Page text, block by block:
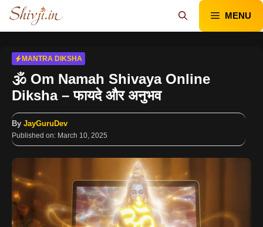
Skip
content
MENU
MANTRA DIKSHA
🕉️ Om Namah Shivaya Online
Diksha – फायदे और अनुभव
By JayGuruDev
Published on: March 10, 2025